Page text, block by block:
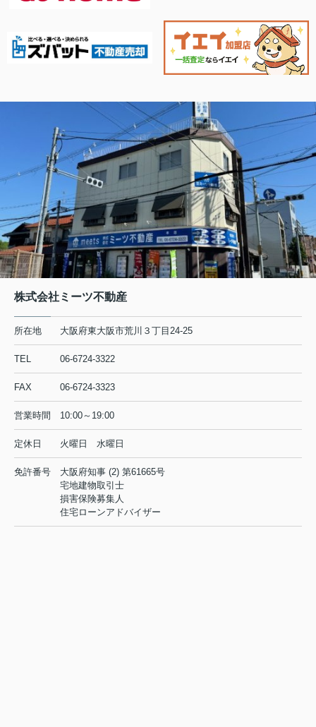
株式会社ミーツ不動産
所在地 大阪府東大阪市荒川３丁目24-25
TEL 06-6724-3322
FAX 06-6724-3323
営業時間 10:00～19:00
定休日 火曜日 水曜日
免許番号
大阪府知事 (2) 第61665号
宅地建物取引士
損害保険募集人
住宅ローンアドバイザー